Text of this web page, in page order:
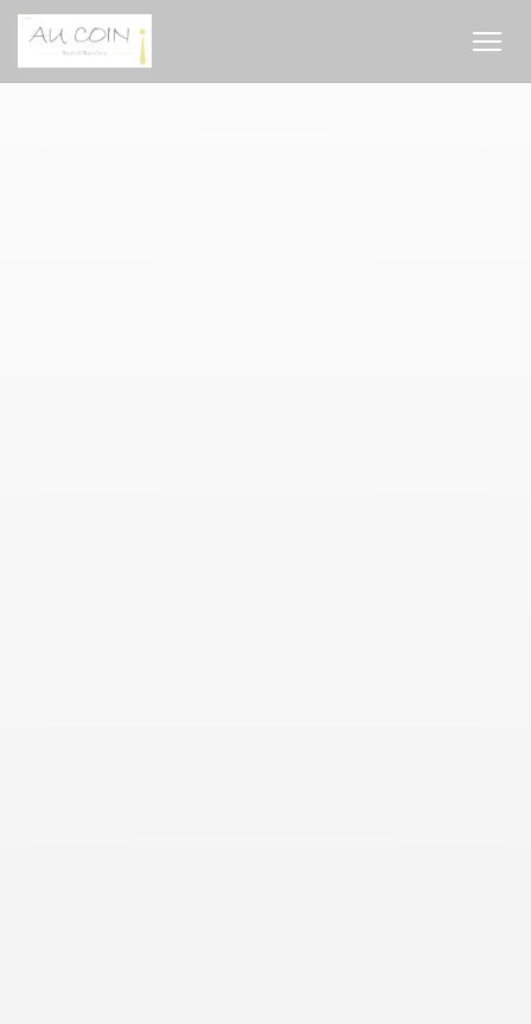
Панель управления cookies